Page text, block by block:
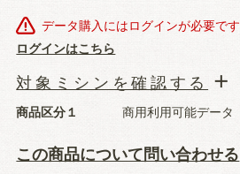
データ購入にはログインが必要です
ログインはこちら
商品区分１ 商用利用可能データ
この商品について問い合わせる
対象ミシンを確認する